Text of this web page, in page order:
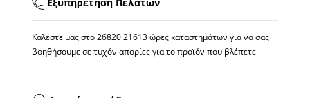
Καλέστε μας στο26820 21613ώρες καταστημάτων για να σας
βοηθήσουμε σε τυχόν απορίες για το προϊόν που βλέπετε